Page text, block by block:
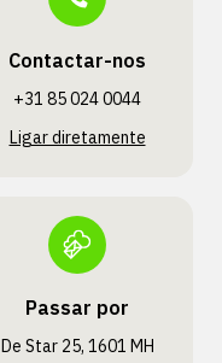
Contactar-nos
+31 85 024 0044
Ligar diretamente
Passar por
De Star 25, 1601 MH